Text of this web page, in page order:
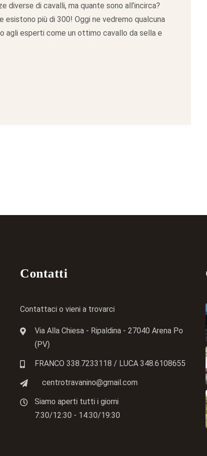
di cavalli, ma quante sono all’incirca?
esistono più di 300! Oggi ne vedremo qualcuna
agli esperti come un ottimo cavallo da sella e
Contatti
Contattaci o vieni a trovarci
Via Alla Chiesa - Ripaldina - 27040 Arena Po
(PV)
FRANCO 338.7233118 / LUCA 348.6108655
centrotravanino@gmail.com
Siamo aperti tutti i giorni
7:30/12:30 - 14:30/19:30